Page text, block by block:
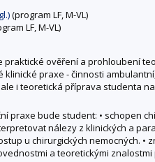
(program LF, M-VL)
LF, M-VL)
praktické ověření a prohloubení
klinické praxe - činnosti
i teoretická příprava studenta
praxe bude student: • schopen
nálezy z klinických a
u chirurgických nemocných. •
a teoretickými